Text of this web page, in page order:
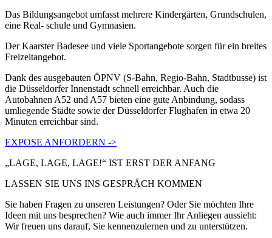
Das Bildungsangebot umfasst mehrere Kindergärten, Grundschulen,
eine Real- schule und Gymnasien.
Der Kaarster Badesee und viele Sportangebote sorgen für ein breites
Freizeitangebot.
Dank des ausgebauten ÖPNV (S-Bahn, Regio-Bahn, Stadtbusse) ist
die Düsseldorfer Innenstadt schnell erreichbar. Auch die
Autobahnen A52 und A57 bieten eine gute Anbindung, sodass
umliegende Städte sowie der Düsseldorfer Flughafen in etwa 20
Minuten erreichbar sind.
EXPOSE ANFORDERN ->
„LAGE, LAGE, LAGE!“ IST ERST DER ANFANG
LASSEN SIE UNS INS GESPRÄCH KOMMEN
Sie haben Fragen zu unseren Leistungen? Oder Sie möchten Ihre
Ideen mit uns besprechen? Wie auch immer Ihr Anliegen aussieht:
Wir freuen uns darauf, Sie kennenzulernen und zu unterstützen.